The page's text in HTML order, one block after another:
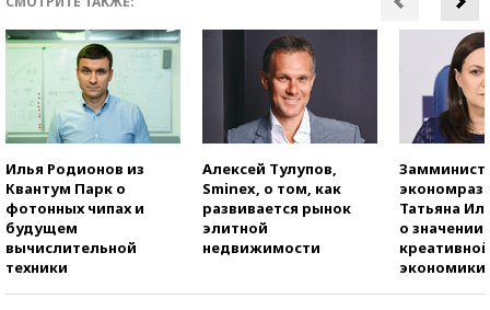
Илья Родионов из
Квантум Парк о
фотонных чипах и
будущем
вычислительной
техники
Алексей Тулупов,
Sminex, о том, как
развивается рынок
элитной
недвижимости
Татьяна
о значении
креативной
экономики